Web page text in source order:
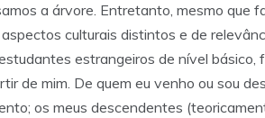
a árvore. Entretanto, mesmo que
culturais distintos e de
estrangeiros de nível
de mim. De quem eu venho ou sou
os meus descendentes